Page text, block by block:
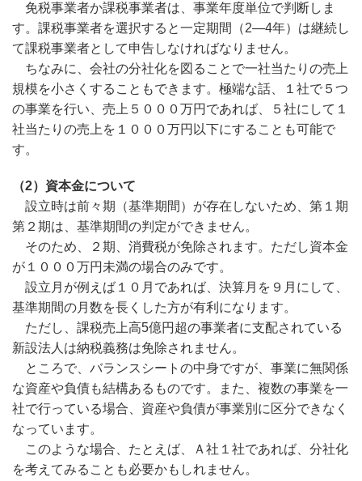
免税事業者か課税事業者は、事業年度単位で判断しま
す。課税事業者を選択すると一定期間（2―4年）は継続し
て課税事業者として申告しなければなりません。
ちなみに、会社の分社化を図ることで一社当たりの売上
規模を小さくすることもできます。極端な話、１社で５つ
の事業を行い、売上５０００万円であれば、５社にして１
社当たりの売上を１０００万円以下にすることも可能で
す。
（2）資本金について
設立時は前々期（基準期間）が存在しないため、第１期
第２期は、基準期間の判定ができません。
そのため、２期、消費税が免除されます。ただし資本金
が１０００万円未満の場合のみです。
設立月が例えば１０月であれば、決算月を９月にして、
基準期間の月数を長くした方が有利になります。
ただし、課税売上高5億円超の事業者に支配されている
新設法人は納税義務は免除されません。
ところで、バランスシートの中身ですが、事業に無関係
な資産や負債も結構あるものです。また、複数の事業を一
社で行っている場合、資産や負債が事業別に区分できなく
なっています。
このような場合、たとえば、Ａ社１社であれば、分社化
を考えてみることも必要かもしれません。